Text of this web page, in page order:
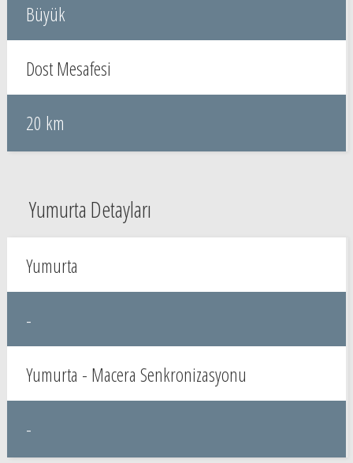
Büyük
Dost Mesafesi
20 km
Yumurta Detayları
Yumurta
-
Yumurta - Macera Senkronizasyonu
-